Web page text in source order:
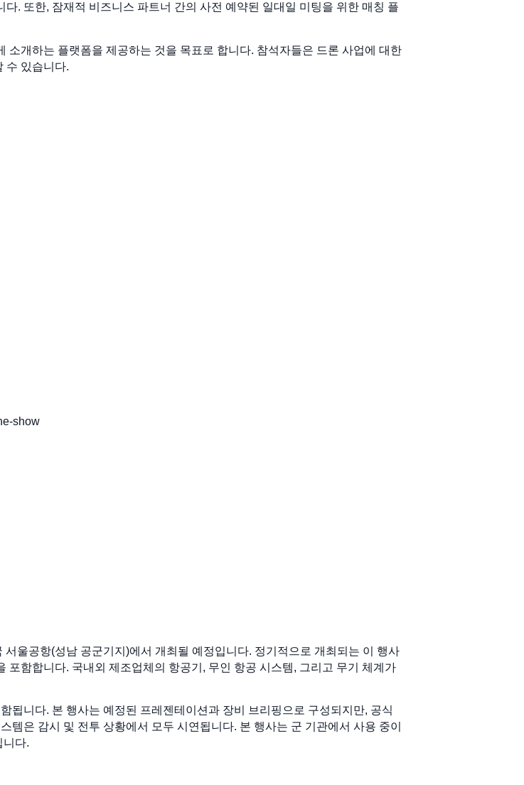
. 또한, 잠재적 비즈니스 파트너 간의 사전 예약된 일대일 미팅을 위한 매칭 플
개하는 플랫폼을 제공하는 것을 목표로 합니다. 참석자들은 드론 사업에 대한
수 있습니다.
show
울공항(성남 공군기지)에서 개최될 예정입니다. 정기적으로 개최되는 이 행사
포함합니다. 국내외 제조업체의 항공기, 무인 항공 시스템, 그리고 무기 체계가
됩니다. 본 행사는 예정된 프레젠테이션과 장비 브리핑으로 구성되지만, 공식
템은 감시 및 전투 상황에서 모두 시연됩니다. 본 행사는 군 기관에서 사용 중이
니다.